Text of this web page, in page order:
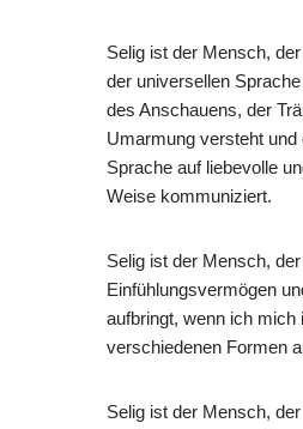
Selig ist der Mensch,
der universellen
des Anschauens, der
Umarmung versteht und
Sprache auf liebevolle
Weise kommuniziert.
Selig ist der Mensch, der
Einfühlungsvermögen
aufbringt, wenn ich mich
verschiedenen Formen
Selig ist der Mensch,